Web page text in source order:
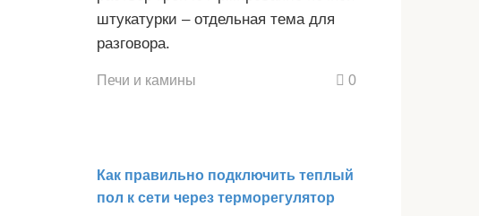
штукатурки – отдельная тема для
разговора.
Печи и камины 0
Как правильно подключить теплый
пол к сети через терморегулятор